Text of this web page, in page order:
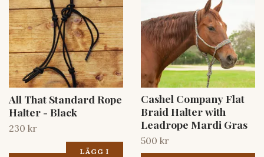
All That Standard Rope
Halter - Black
230 kr
LÄGG I
Cashel Company Flat
Braid Halter with
Leadrope Mardi Gras
500 kr